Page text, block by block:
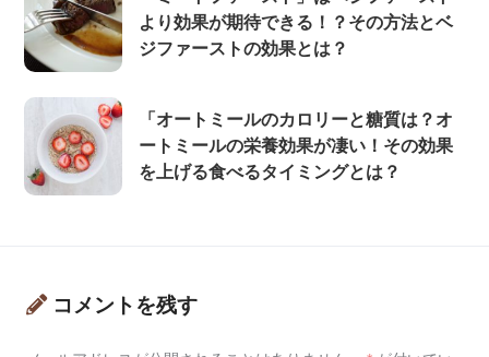
より効果が期待できる！？その方法とベ
ジファーストの効果とは？
「オートミールのカロリーと糖質は？オ
ートミールの栄養効果が凄い！その効果
を上げる食べるタイミングとは？
コメントを残す